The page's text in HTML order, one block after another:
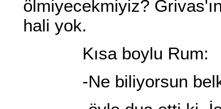
ölmiyecekmiyiz?
hali yok.
Kısa boylu Rum:
-Ne biliyorsun belki